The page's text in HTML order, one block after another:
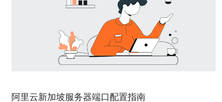
阿里云新加坡服务器端口配置指南